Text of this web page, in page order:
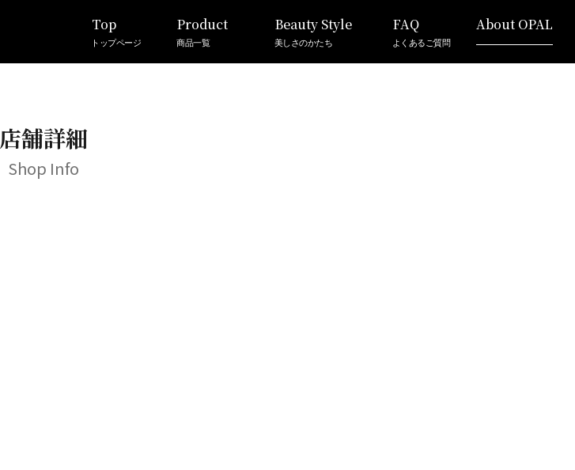
Top
トップページ
Product
商品一覧
Beauty Style
美しさのかたち
FAQ
よくあるご質問
About OPAL
店舗詳細
Shop Info